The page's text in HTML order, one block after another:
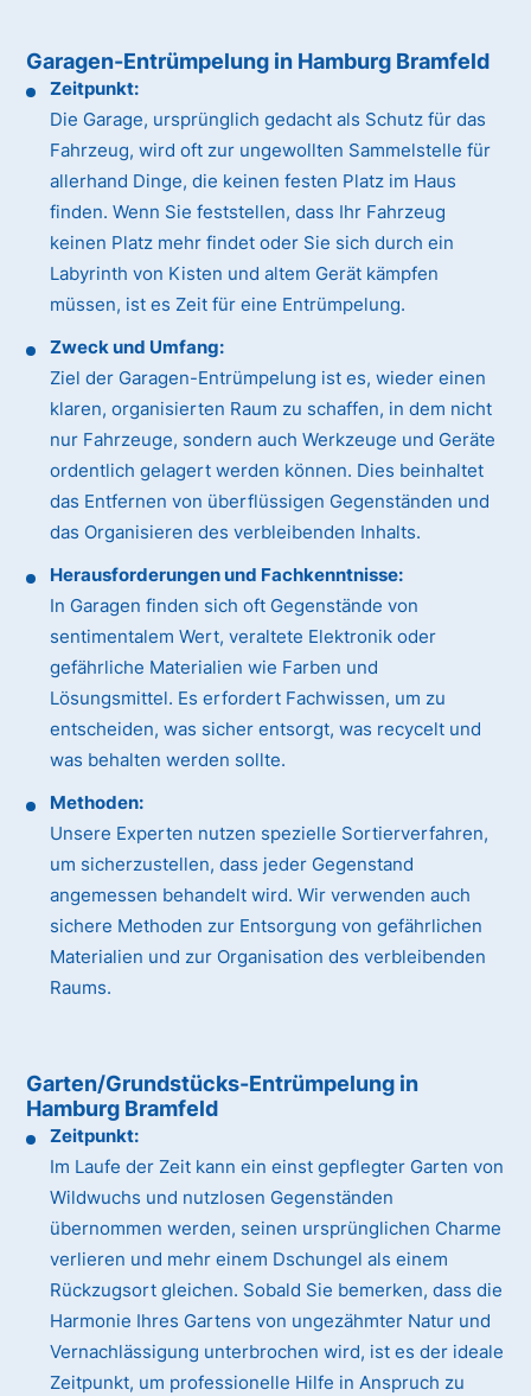
Garagen-Entrümpelung in Hamburg Bramfeld
Zeitpunkt:
Die Garage, ursprünglich gedacht als Schutz für das
Fahrzeug, wird oft zur ungewollten Sammelstelle für
allerhand Dinge, die keinen festen Platz im Haus
finden. Wenn Sie feststellen, dass Ihr Fahrzeug
keinen Platz mehr findet oder Sie sich durch ein
Labyrinth von Kisten und altem Gerät kämpfen
müssen, ist es Zeit für eine Entrümpelung.
Zweck und Umfang:
Ziel der Garagen-Entrümpelung ist es, wieder einen
klaren, organisierten Raum zu schaffen, in dem nicht
nur Fahrzeuge, sondern auch Werkzeuge und Geräte
ordentlich gelagert werden können. Dies beinhaltet
das Entfernen von überflüssigen Gegenständen und
das Organisieren des verbleibenden Inhalts.
Herausforderungen und Fachkenntnisse:
In Garagen finden sich oft Gegenstände von
sentimentalem Wert, veraltete Elektronik oder
gefährliche Materialien wie Farben und
Lösungsmittel. Es erfordert Fachwissen, um zu
entscheiden, was sicher entsorgt, was recycelt und
was behalten werden sollte.
Methoden:
Unsere Experten nutzen spezielle Sortierverfahren,
um sicherzustellen, dass jeder Gegenstand
angemessen behandelt wird. Wir verwenden auch
sichere Methoden zur Entsorgung von gefährlichen
Materialien und zur Organisation des verbleibenden
Raums.
Garten/Grundstücks-Entrümpelung in
Hamburg Bramfeld
Zeitpunkt:
Im Laufe der Zeit kann ein einst gepflegter Garten von
Wildwuchs und nutzlosen Gegenständen
übernommen werden, seinen ursprünglichen Charme
verlieren und mehr einem Dschungel als einem
Rückzugsort gleichen. Sobald Sie bemerken, dass die
Harmonie Ihres Gartens von ungezähmter Natur und
Vernachlässigung unterbrochen wird, ist es der ideale
Zeitpunkt, um professionelle Hilfe in Anspruch zu